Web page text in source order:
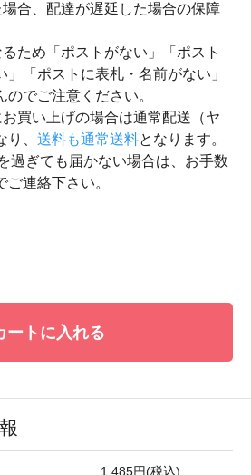
合、配達が遅延した場合の保障
ため「ポストがない」「ポスト
「ポストに表札・名前がない」
でご注意ください。
買い上げの場合は通常配送（ヤ
、 送料も通常送料となります。
過ぎても届かない場合は、お手数
連絡下さい。
ートに入れる
1,485円(税込)